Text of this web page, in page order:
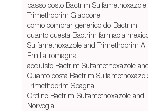
basso costo Bactrim Sulfamethoxazole
Trimethoprim Giappone
como comprar generico do Bactrim
cuanto cuesta Bactrim farmacia
Sulfamethoxazole and Trimethoprim A
Emilia-romagna
acquisto Bactrim Sulfamethoxazole
Quanto costa Bactrim
Trimethoprim Spagna
Ordine Bactrim Sulfamethoxazole and
Norvegia